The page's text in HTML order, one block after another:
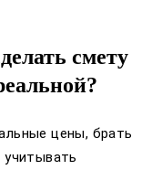
смету
цены, брать